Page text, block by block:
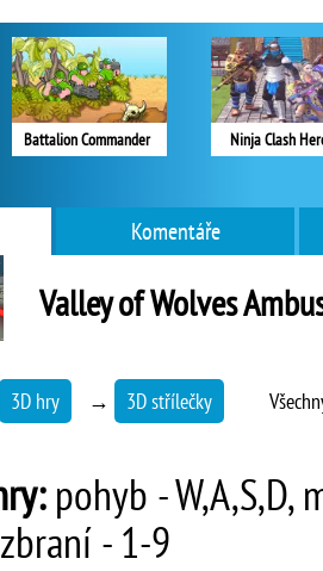
Battalion Commander Ninja Clash
Komentáře
Valley of Wolves
3D hry → 3D střílečky
pohyb - W,A,S,D,
- 1-9